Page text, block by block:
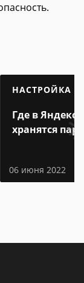
НАСТРОЙКА
Где в Яндекс
хранятся
06 июня 2022